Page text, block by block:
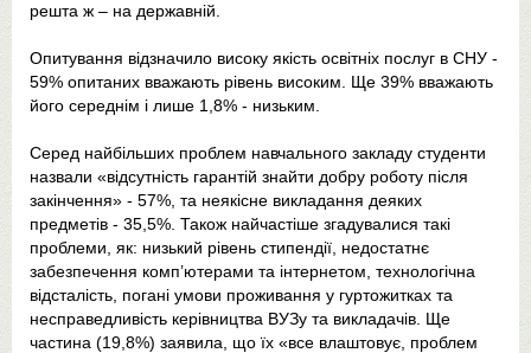
решта ж – на державній.
Опитування відзначило високу якість освітніх послуг в СНУ -
59% опитаних вважають рівень високим. Ще 39% вважають
його середнім і лише 1,8% - низьким.
Серед найбільших проблем навчального закладу студенти
назвали «відсутність гарантій знайти добру роботу після
закінчення» - 57%, та неякiсне викладання деяких
предметів - 35,5%. Також найчастіше згадувалися такі
проблеми, як: низький рівень стипендії, недостатнє
забезпечення комп’ютерами та інтернетом, технологічна
відсталість, поганi умови проживання у гуртожитках та
несправедливість керівництва ВУЗу та викладачів. Ще
частина (19,8%) заявила, що їх «все влаштовує, проблем